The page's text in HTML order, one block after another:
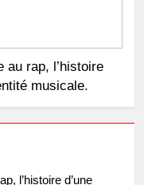
au rap, l’histoire
musicale.
l’histoire d’une